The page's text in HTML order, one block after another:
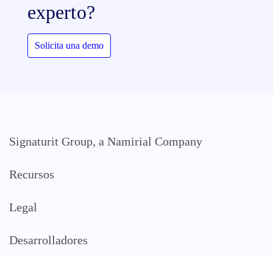
experto?
Solicita una demo
Signaturit Group, a Namirial Company
Recursos
Legal
Desarrolladores